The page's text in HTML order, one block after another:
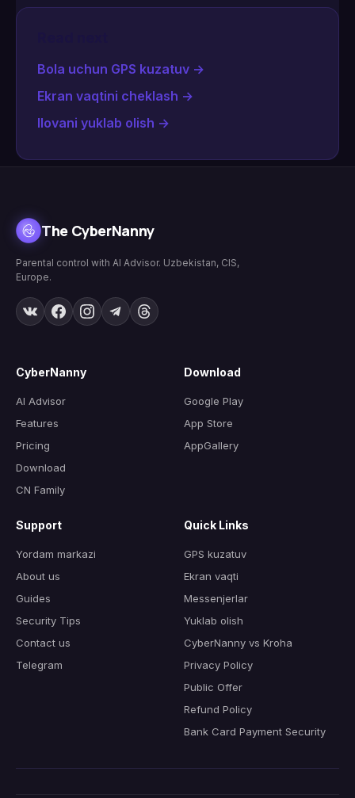
Bola uchun GPS kuzatuv →
Ekran vaqtini cheklash →
Ilovani yuklab olish →
The CyberNanny
Parental control with AI Advisor. Uzbekistan, CIS,
Europe.
CyberNanny
AI Advisor
Features
Pricing
Download
CN Family
Download
Google Play
App Store
AppGallery
Support
Yordam markazi
About us
Guides
Security Tips
Contact us
Telegram
Quick Links
GPS kuzatuv
Ekran vaqti
Messenjerlar
Yuklab olish
CyberNanny vs Kroha
Privacy Policy
Public Offer
Refund Policy
Bank Card Payment Security